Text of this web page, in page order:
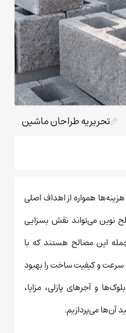
تحریریه طراحان ماشین
همواره از اهداف اصلی
نوین می‌تواند نقش بسزایی
جمله این مصالح هستند که با
و کیفیت ساخت را بهبود
و آجرهای پازلی، مزایا،
آن‌ها می‌پردازیم.